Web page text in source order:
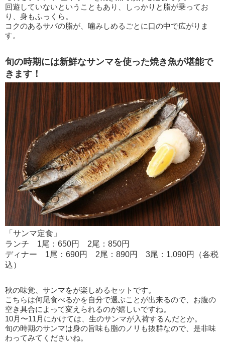
回遊していないということもあり、しっかりと脂が乗ってお
り、身もふっくら。
コクのあるサバの脂が、噛みしめるごとに口の中で広がりま
す。
旬の時期には新鮮なサンマを使った焼き魚が堪能で
きます！
「サンマ定食」
ランチ 1尾：650円 2尾：850円
ディナー 1尾：690円 2尾：890円 3尾：1,090円（各税
込）
秋の味覚、サンマをが楽しめるセットです。
こちらは何尾食べるかを自分で選ぶことが出来るので、お腹の
空き具合によって変えられるのが嬉しいですね。
10月〜11月にかけては、生のサンマが入荷するんだとか。
旬の時期のサンマは身の旨味も脂のノリも抜群なので、是非味
わってみてくださいね。